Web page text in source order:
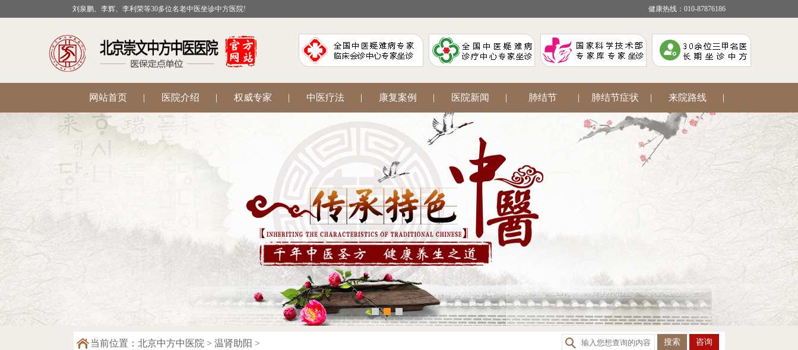
刘泉鹏、李辉、李利荣等30多位名老中医坐诊中方医院! 健康热线：010-87876186
网站首页 | 医院介绍 | 权威专家 | 中医疗法 | 康复案例 | 医院新闻 | 肺结节 | 肺结节症状 | 来院路线 |
公益活动 | 医院科室 腋臭狐臭 中医妇科 | 网上挂号
咨询
当前位置： 北京中方中医院 > 温肾助阳 >